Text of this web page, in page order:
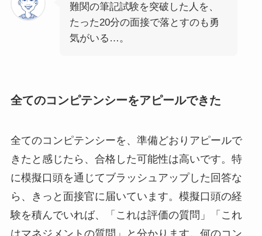
難関の筆記試験を突破した人を、
たった20分の面接で落とすのも勇
気がいる…。
全てのコンピテンシーをアピールできた
全てのコンピテンシーを、準備どおりアピールで
きたと感じたら、合格した可能性は高いです。特
に模擬口頭を通じてブラッシュアップした回答な
ら、きっと面接官に届いています。模擬口頭の経
験を積んでいれば、「これは評価の質問」「これ